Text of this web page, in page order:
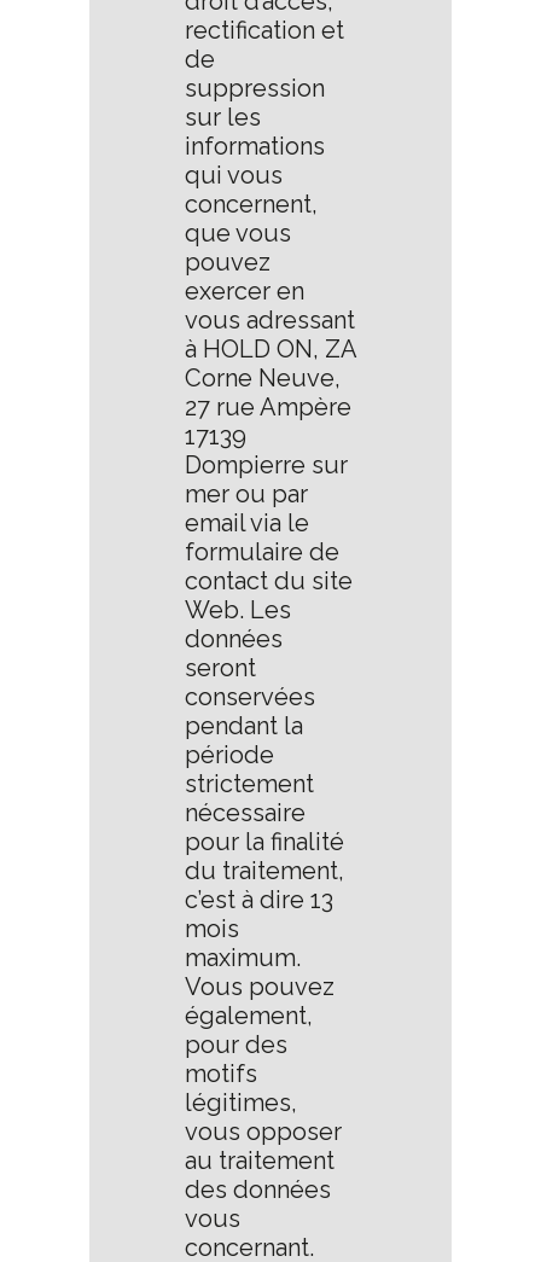
rectification et
de
suppression
sur les
informations
qui vous
concernent,
que vous
pouvez
exercer en
vous adressant
à HOLD ON, ZA
Corne Neuve,
27 rue Ampère
17139
Dompierre sur
mer ou par
email via le
formulaire de
contact du site
Web. Les
données
seront
conservées
pendant la
période
strictement
nécessaire
pour la finalité
du traitement,
c’est à dire 13
mois
maximum.
Vous pouvez
également,
pour des
motifs
légitimes,
vous opposer
au traitement
des données
vous
concernant.